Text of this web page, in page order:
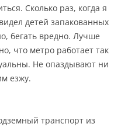
Сколько раз, когда я
детей запакованных
бегать вредно. Лучше
что метро работает так
Не опаздывают ни
езжу.
транспорт из